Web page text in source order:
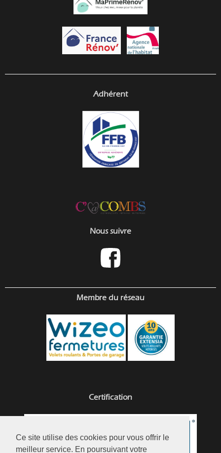
Ce site utilise des cookies pour vous offrir le
meilleur service. En poursuivant votre
Adhérent
Nous suivre
Membre du réseau
Certification